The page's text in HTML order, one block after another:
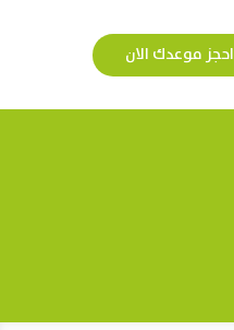
احجز موعدك الان